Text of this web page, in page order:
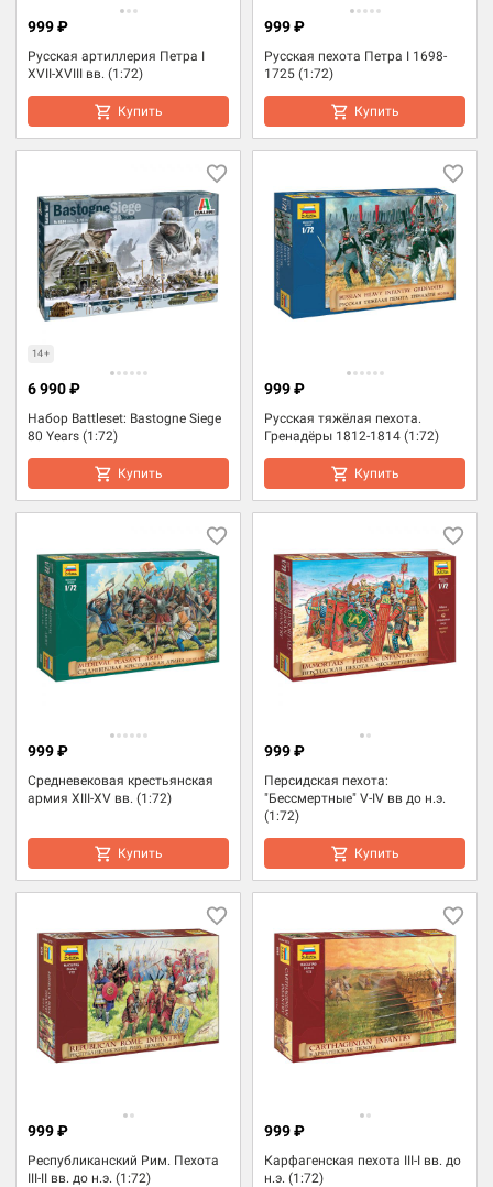
Русская артиллерия Петра I
XVII-XVIII вв. (1:72)
999 ₽
Купить
Русская пехота Петра I 1698-
1725 (1:72)
999 ₽
Купить
14+
Набор Battleset: Bastogne Siege
80 Years (1:72)
6 990 ₽
Купить
Русская тяжёлая пехота.
Гренадёры 1812-1814 (1:72)
999 ₽
Купить
Средневековая крестьянская
армия XIII-XV вв. (1:72)
999 ₽
Купить
Персидская пехота:
"Бессмертные" V-IV вв до н.э.
(1:72)
999 ₽
Купить
Республиканский Рим. Пехота
III-II вв. до н.э. (1:72)
999 ₽
Карфагенская пехота III-I вв. до
н.э. (1:72)
999 ₽